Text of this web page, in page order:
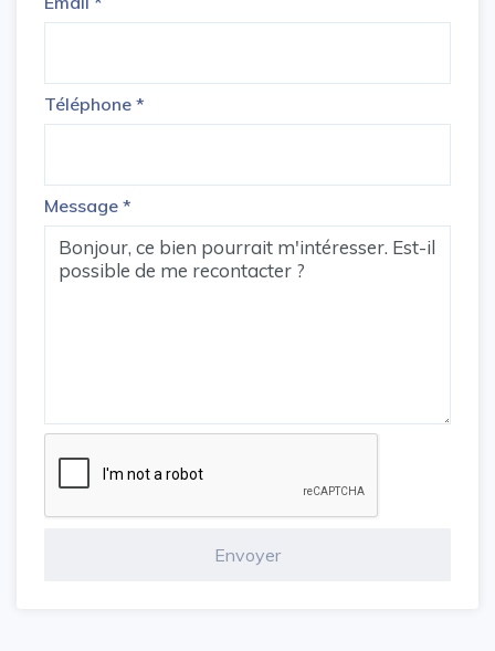
Téléphone *
Message *